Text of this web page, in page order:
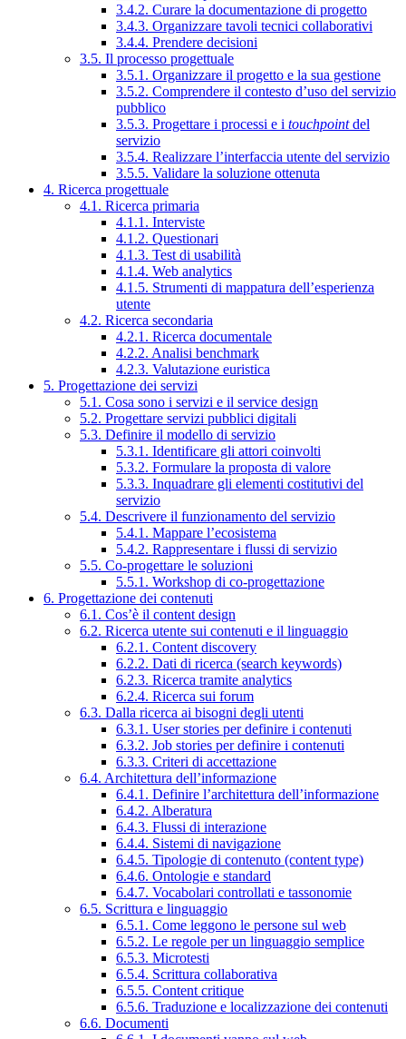
3.4.2. Curare la documentazione di progetto
3.4.3. Organizzare tavoli tecnici collaborativi
3.4.4. Prendere decisioni
3.5. Il processo progettuale
3.5.1. Organizzare il progetto e la sua gestione
3.5.2. Comprendere il contesto d’uso del servizio
pubblico
3.5.3. Progettare i processi e i touchpointdel
servizio
3.5.4. Realizzare l’interfaccia utente del servizio
3.5.5. Validare la soluzione ottenuta
4. Ricerca progettuale
4.1. Ricerca primaria
4.1.1. Interviste
4.1.2. Questionari
4.1.3. Test di usabilità
4.1.4. Web analytics
4.1.5. Strumenti di mappatura dell’esperienza
utente
4.2. Ricerca secondaria
4.2.1. Ricerca documentale
4.2.2. Analisi benchmark
4.2.3. Valutazione euristica
5. Progettazione dei servizi
5.1. Cosa sono i servizi e il service design
5.2. Progettare servizi pubblici digitali
5.3. Definire il modello di servizio
5.3.1. Identificare gli attori coinvolti
5.3.2. Formulare la proposta di valore
5.3.3. Inquadrare gli elementi costitutivi del
servizio
5.4. Descrivere il funzionamento del servizio
5.4.1. Mappare l’ecosistema
5.4.2. Rappresentare i flussi di servizio
5.5. Co-progettare le soluzioni
5.5.1. Workshop di co-progettazione
6. Progettazione dei contenuti
6.1. Cos’è il content design
6.2. Ricerca utente sui contenuti e il linguaggio
6.2.1. Content discovery
6.2.2. Dati di ricerca (search keywords)
6.2.3. Ricerca tramite analytics
6.2.4. Ricerca sui forum
6.3. Dalla ricerca ai bisogni degli utenti
6.3.1. User stories per definire i contenuti
6.3.2. Job stories per definire i contenuti
6.3.3. Criteri di accettazione
6.4. Architettura dell’informazione
6.4.1. Definire l’architettura dell’informazione
6.4.2. Alberatura
6.4.3. Flussi di interazione
6.4.4. Sistemi di navigazione
6.4.5. Tipologie di contenuto (content type)
6.4.6. Ontologie e standard
6.4.7. Vocabolari controllati e tassonomie
6.5. Scrittura e linguaggio
6.5.1. Come leggono le persone sul web
6.5.2. Le regole per un linguaggio semplice
6.5.3. Microtesti
6.5.4. Scrittura collaborativa
6.5.5. Content critique
6.5.6. Traduzione e localizzazione dei contenuti
6.6. Documenti